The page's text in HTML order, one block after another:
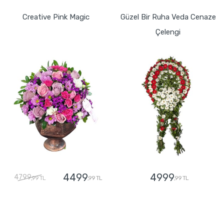
Creative Pink Magic
4799,99 TL 4499,99 TL
Güzel Bir Ruha Veda Cenaze
Çelengi
4999,99 TL